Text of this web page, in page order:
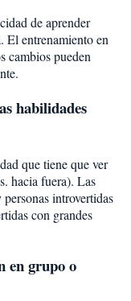
de aprender
El entrenamiento en
cambios pueden
habilidades
que tiene que ver
hacia fuera). Las
introvertidas
con grandes
en grupo o